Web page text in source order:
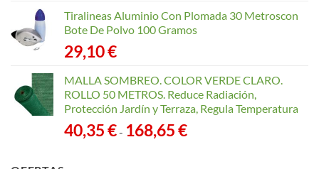
Tiralineas Aluminio Con Plomada 30 Metroscon
Bote De Polvo 100 Gramos
29,10€
MALLA SOMBREO. COLOR VERDE CLARO.
ROLLO 50 METROS. Reduce Radiación,
Protección Jardín y Terraza, Regula Temperatura
40,35€- 168,65€Rango